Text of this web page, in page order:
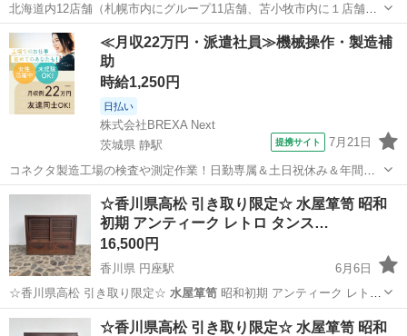
北海道内12店舗（札幌市内にグループ11店舗、苫小牧市内に１店舗）
総合リサイクルショップ アウトレットモノハウス屯田店です。 スマホ
QRコード決済、クレジットカードをご利用いただけます。 ------------...
北海道 札幌市 新琴似駅 収納家具 茶棚
≪月収22万円・派遣社員≫機械操作・製造補
助
時給1,250円
日払い
株式会社BREXA Next
茨城県 静駅
提携サイト 7月21日
コネクタ製造工場の検査や測定作業！日勤専属＆土日祝休み＆年間休
日128日★クリーンルーム内作業★マイカー通勤OK＆無料駐車場あり
★就業先食堂利用可！日払い制度あり！《茨城県常陸大宮市》 人気の
工場のお仕事 ◇コネクタ製造工...
茨城 常陸大宮市 静駅 その他
☆香川県高松 引き取り限定☆ 水屋箪笥 昭和
初期 アンティーク レトロ タンス…
16,500円
香川県 円座駅
6月6日
☆香川県高松 引き取り限定☆ 水屋箪笥昭和初期 アンティーク レトロ
タ…
香川 高松市 円座駅 収納家具 水屋
☆香川県高松 引き取り限定☆ 水屋箪笥 昭和